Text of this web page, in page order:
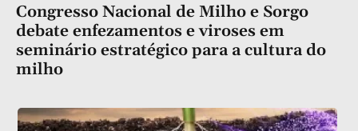
Congresso Nacional de Milho e Sorgo
debate enfezamentos e viroses em
seminário estratégico para a cultura do
milho